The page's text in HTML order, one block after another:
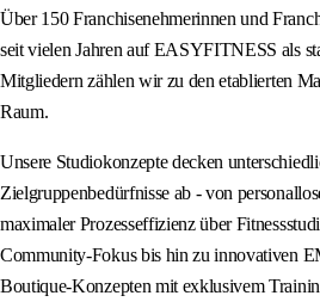
Über 150 Franchisenehmerinnen und
seit vielen Jahren auf EASYFITNESS als
Mitgliedern zählen wir zu den etablierten
Raum.
Unsere Studiokonzepte decken
Zielgruppenbedürfnisse ab - von
maximaler Prozesseffizienz über
Community-Fokus bis hin zu innovativen
Boutique-Konzepten mit exklusivem